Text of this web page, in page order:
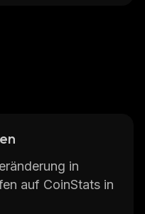
in
auf CoinStats in